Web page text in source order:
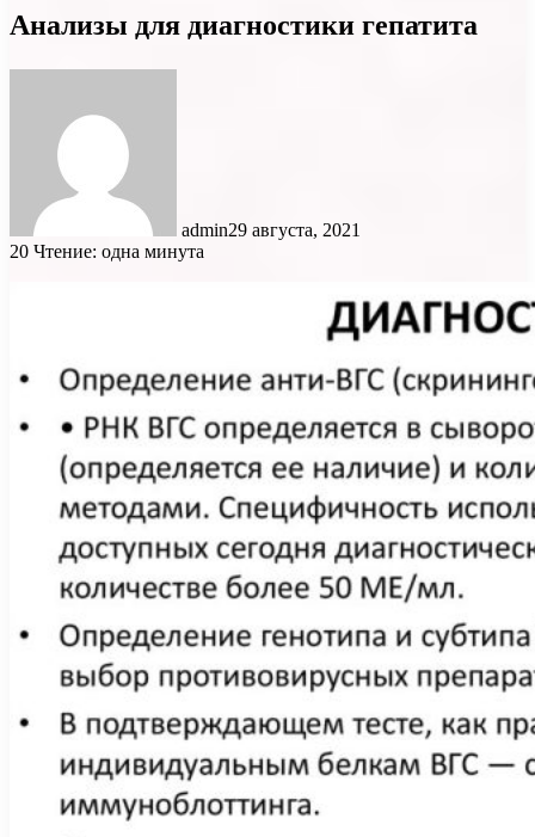
Анализы для диагностики гепатита
admin29 августа, 2021
20 Чтение: одна минута